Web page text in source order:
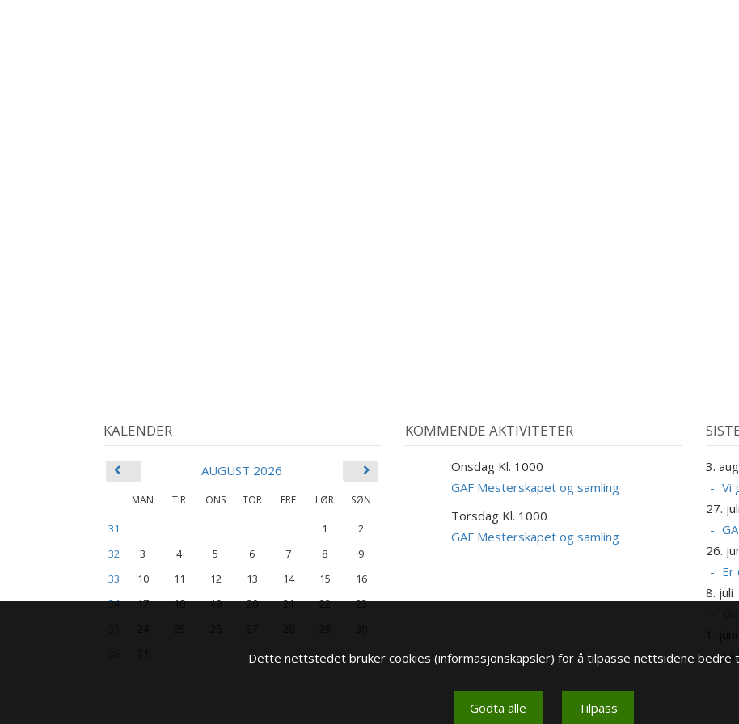
KALENDER
AUGUST 2026
MAN TIR ONS TOR FRE LØR SØN
31 1
2
32
3 4 5 6 7 8
9
33
10 11 12 13 14 15
16
34
17 18 19 20 21 22
23
KOMMENDE AKTIVITETER
Onsdag Kl. 1000
GAF Mesterskapet og samling
Torsdag Kl. 1000
GAF Mesterskapet og samling
3.
Vi
27. juli
26.
Er
8. juli
Dette nettstedet bruker cookies (informasjonskapsler) for å tilpasse nettsidene bedre
Godta alle Tilpass